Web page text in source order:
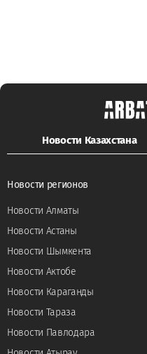
Новости Казахстана
Новости регионов
Новости Алматы
Новости Астаны
Новости Шымкента
Новости Актобе
Новости Караганды
Новости Тараза
Новости Павлодара